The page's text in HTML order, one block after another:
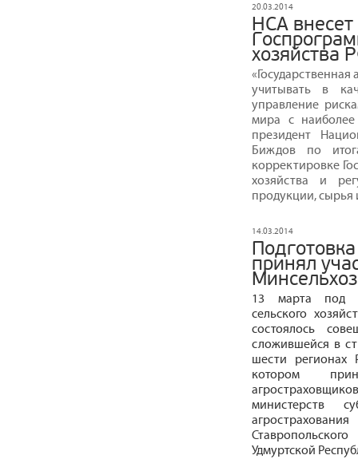
20.03.2014
НСА
хозяйства
учитывать в
управление
мира с наиболее
президент
Биждов по
корректировке
хозяйства и
продукции, сырья
14.03.2014
принял
13 марта под
сельского
состоялось
сложившейся в
шести регионах
котором
министерств
Удмуртской